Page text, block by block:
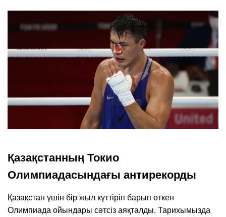
Қазақстанның Токио
Олимпиадасындағы антирекорды
Қазақстан үшін бір жыл күттіріп барып өткен
Олимпиада ойындары сәтсіз аяқталды. Тарихымызда